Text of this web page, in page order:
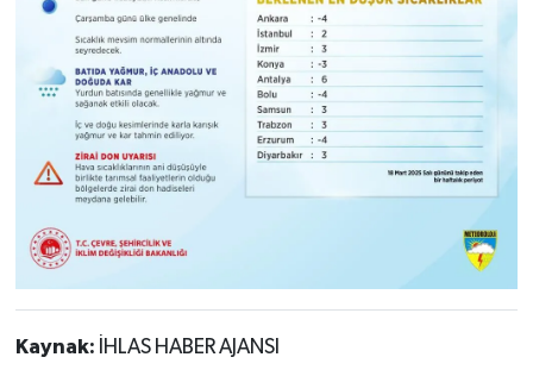
Kaynak: İHLAS HABER AJANSI